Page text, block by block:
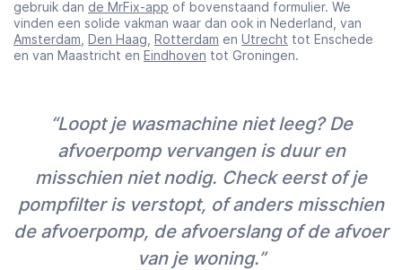
gebruik dan de MrFix-app of bovenstaand formulier. We
vinden een solide vakman waar dan ook in Nederland, van
Amsterdam Den Haag Rotterdam en Utrecht tot Enschede
en van Maastricht en Eindhoven tot Groningen.
“Loopt je wasmachine niet leeg? De
afvoerpomp vervangen is duur en
misschien niet nodig. Check eerst of je
pompfilter is verstopt, of anders misschien
de afvoerpomp, de afvoerslang of de afvoer
van je woning.”